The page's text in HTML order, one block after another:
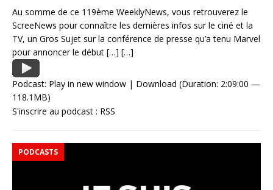
Au somme de ce 119ème WeeklyNews, vous retrouverez le
ScreeNews pour connaître les dernières infos sur le ciné et la
TV, un Gros Sujet sur la conférence de presse qu’a tenu Marvel
pour annoncer le début […] […]
Podcast: Play in new window | Download (Duration: 2:09:00 —
118.1MB)
S'inscrire au podcast : RSS
PODCASTS